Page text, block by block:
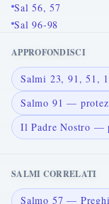
Sal 56, 57
Sal 96-98
APPROFONDISCI
Salmi 23, 91, 51,
Salmo 91 —
Il Padre Nostro —
SALMI CORRELATI
Salmo 57 —